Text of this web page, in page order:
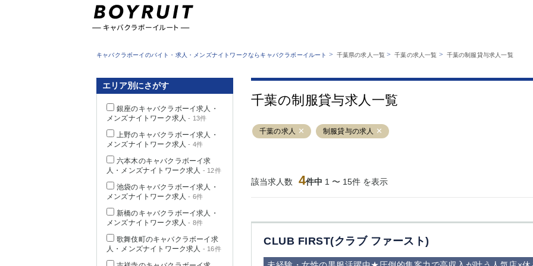
業種から探す
職種から探す
キャバクラボーイルートとは？
サイトマップ
キャバクラボーイのバイト・求人・メンズナイトワークならキャバクラボーイルート > 千葉県の求人一覧 >千葉の求人一覧 > 千葉の制服貸与求人一覧
千葉の制服貸与求人一覧
千葉の求人 制服貸与の求人
該当求人数 4件中 1 〜 15件 を表示
CLUB FIRST(クラブ ファースト)
エリア別にさがす
銀座のキャバクラボーイ求人・
メンズナイトワーク求人 - 13件
上野のキャバクラボーイ求人・
メンズナイトワーク求人 - 4件
六本木のキャバクラボーイ求
人・メンズナイトワーク求人 - 12件
池袋のキャバクラボーイ求人・
メンズナイトワーク求人 - 6件
新橋のキャバクラボーイ求人・
メンズナイトワーク求人 - 8件
歌舞伎町のキャバクラボーイ求
人・メンズナイトワーク求人 - 16件
東京都 銀座 上野 六本木 池袋
立川
千葉中央
大山
赤坂
ひばりヶ丘（北
学芸大学
の好立地！
「赤羽駅」から
徒歩2分 ②東
京メトロ南北線
口）
宿